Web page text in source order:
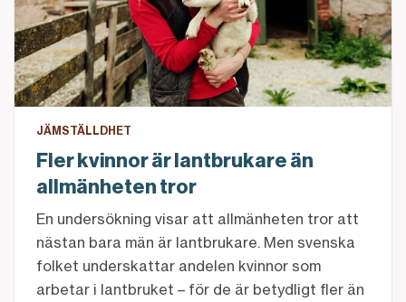
JÄMSTÄLLDHET
Fler kvinnor är lantbrukare än
allmänheten tror
En undersökning visar att allmänheten tror att
nästan bara män är lantbrukare. Men svenska
folket underskattar andelen kvinnor som
arbetar i lantbruket – för de är betydligt fler än